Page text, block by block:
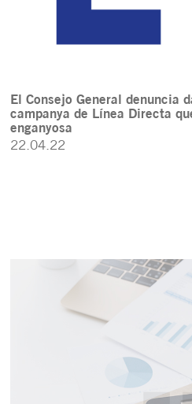
El Consejo General denuncia
campanya de Línea Directa
enganyosa
22.04.22